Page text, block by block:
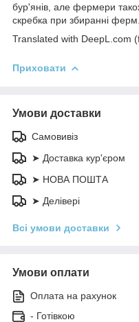
бур'янів, але фермери
скребка при збиранні ферм.
Translated with DeepL.com
Приховати
Умови доставки
Самовивіз
➤ Доставка кур'єром
➤ НОВА ПОШТА
➤ Делівері
Всі умови доставки
Умови оплати
Оплата на рахунок
- Готівкою